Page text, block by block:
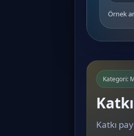
Örnek
Kategori:
Katkı